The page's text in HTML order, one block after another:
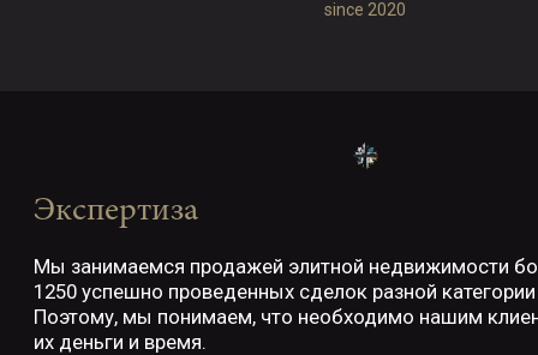
since 2020
Экспертиза
Мы занимаемся продажей элитной недвижимости
1250 успешно проведенных сделок разной
Поэтому, мы понимаем, что необходимо нашим
их деньги и время.